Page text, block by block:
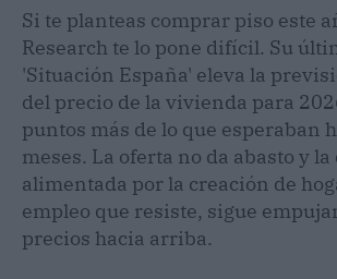
Si te planteas comprar piso este
Research te lo pone difícil. Su
'Situación España' eleva la
del precio de la vivienda para
puntos más de lo que esperaban
meses. La oferta no da abasto y
alimentada por la creación de
empleo que resiste, sigue
precios hacia arriba.